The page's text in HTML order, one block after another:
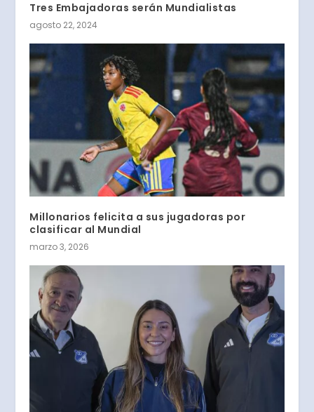
Tres Embajadoras serán Mundialistas
agosto 22, 2024
Millonarios felicita a sus jugadoras por
clasificar al Mundial
marzo 3, 2026